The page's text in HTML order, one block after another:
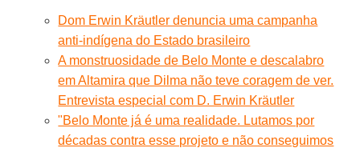
Dom Erwin Kräutler denuncia uma campanha
anti-indígena do Estado brasileiro
A monstruosidade de Belo Monte e descalabro
em Altamira que Dilma não teve coragem de ver.
Entrevista especial com D. Erwin Kräutler
"Belo Monte já é uma realidade. Lutamos por
décadas contra esse projeto e não conseguimos